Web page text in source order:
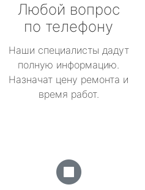
Любой вопрос
по телефону
Наши специалисты дадут
полную информацию.
Назначат цену ремонта и
время работ.